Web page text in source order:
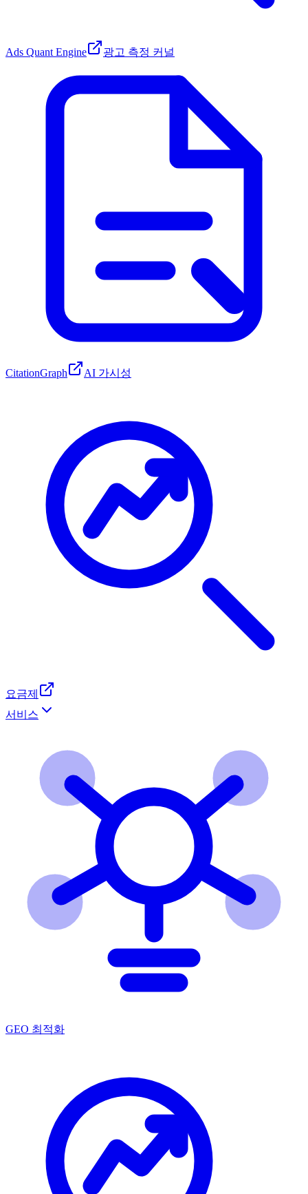
Ads Quant Engine 광고 측정 커널
CitationGraph AI 가시성
요금제
서비스
GEO 최적화